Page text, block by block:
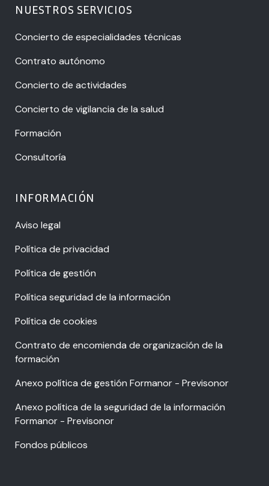
NUESTROS SERVICIOS
Concierto de especialidades técnicas
Contrato autónomo
Concierto de actividades
Concierto de vigilancia de la salud
Formación
Consultoría
INFORMACIÓN
Aviso legal
Política de privacidad
Política de gestión
Política seguridad de la información
Política de cookies
Contrato de encomienda de organización de la
formación
Anexo política de gestión Formanor - Previsonor
Anexo política de la seguridad de la información
Formanor - Previsonor
Fondos públicos